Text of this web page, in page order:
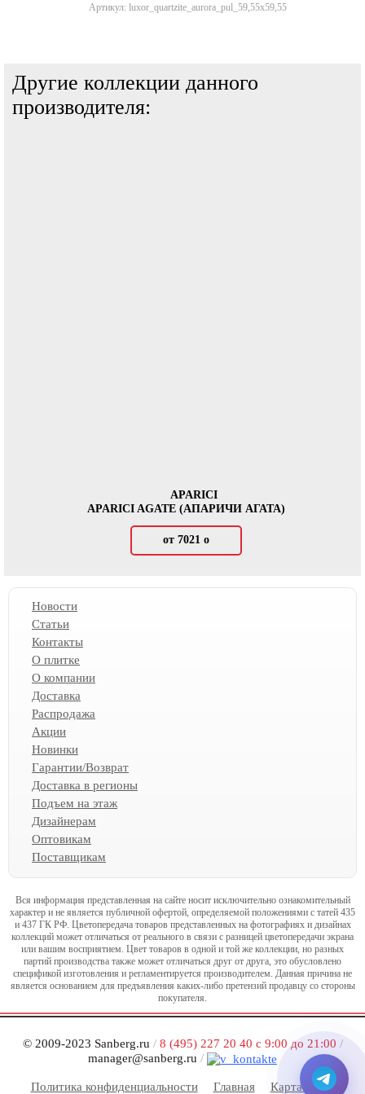
Артикул: luxor_quartzite_aurora_pul_59,55x59,55
Другие коллекции данного
производителя:
APARICI
APARICI AGATE (АПАРИЧИ АГАТА)
от 7021 о
Новости
Статьи
Контакты
О плитке
О компании
Доставка
Распродажа
Акции
Новинки
Гарантии/Возврат
Доставка в регионы
Подъем на этаж
Дизайнерам
Оптовикам
Поставщикам
Вся информация представленная на сайте носит исключительно ознакомительный
характер и не является публичной офертой, определяемой положениями с татей 435
и 437 ГК РФ. Цветопередача товаров представленных на фотографиях и дизайнах
коллекций может отличаться от реального в связи с разницей цветопередачи экрана
или вашим восприятием. Цвет товаров в одной и той же коллекции, но разных
партий производства также может отличаться друг от друга, это обусловлено
спецификой изготовления и регламентируется производителем. Данная причина не
является основанием для предъявления каких-либо претензий продавцу со стороны
покупателя.
© 2009-2023 Sanberg.ru / 8 (495) 227 20 40 с 9:00 до 21:00 /
manager@sanberg.ru /
Политика конфиденциальности Главная Карта сайта